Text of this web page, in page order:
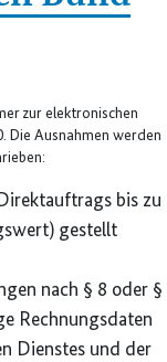
zur elektronischen
Die Ausnahmen werden
bis zu
gestellt
nach § 8 oder §
Rechnungsdaten
Dienstes und der